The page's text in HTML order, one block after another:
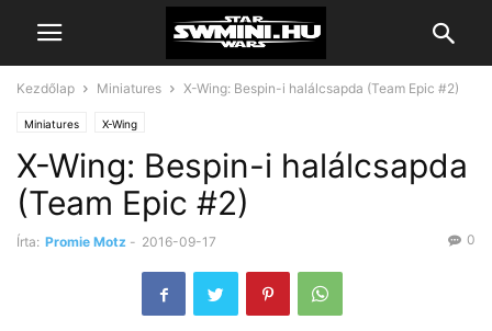
Kezdőlap Miniatures X-Wing: Bespin-i halálcsapda (Team Epic #2)
Miniatures X-Wing
X-Wing: Bespin-i halálcsapda
(Team Epic #2)
Írta: Promie Motz - 2016-09-17 0